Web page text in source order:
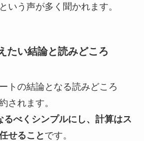
いう声が多く聞かれます。
たい結論と読みどころ
トの結論となる読みどころ
されます。
るべくシンプルにし、計算はス
せること です。